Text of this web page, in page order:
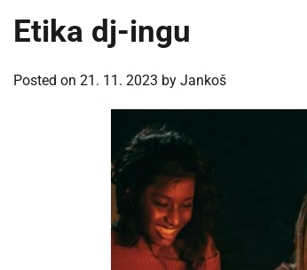
Etika dj-ingu
Posted on 21. 11. 2023 by Jankoš